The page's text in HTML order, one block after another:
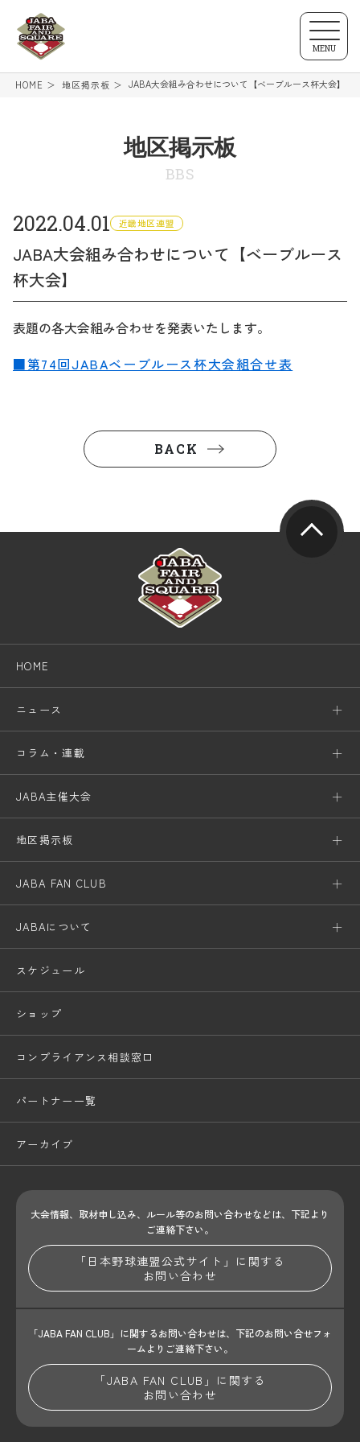
MENU
HOME 地区掲示板 JABA大会組み合わせについて【ベーブルース杯大会】
地区掲示板
BBS
2022.04.01 近畿地区連盟
JABA大会組み合わせについて【ベーブルース
杯大会】
表題の各大会組み合わせを発表いたします。
■第74回JABAベーブルース杯大会組合せ表
BACK
HOME
ニュース
コラム・連載
JABA主催大会
地区掲示板
JABA FAN CLUB
JABAについて
スケジュール
ショップ
コンプライアンス相談窓口
パートナー一覧
アーカイブ
大会情報、取材申し込み、ルール等のお問い合わせなどは、下記より
ご連絡下さい。
「日本野球連盟公式サイト」に関する
お問い合わせ
「JABA FAN CLUB」に関するお問い合わせは、 下記のお問い合せフォ
ームよりご連絡下さい。
「JABA FAN CLUB」に関する
お問い合わせ